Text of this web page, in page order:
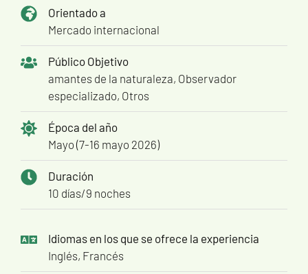
Orientado a
Mercado internacional
Público Objetivo
amantes de la naturaleza, Observador
especializado, Otros
Época del año
Mayo (7-16 mayo 2026)
Duración
10 días/9 noches
Idiomas en los que se ofrece la experiencia
Inglés, Francés